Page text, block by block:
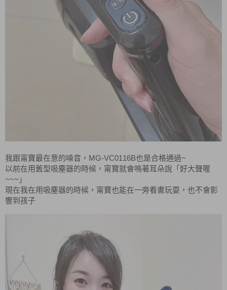
我跟甯寶最在意的噪音， MG-VC0116B也是合格通過~
以前在用舊型吸塵器的時候，甯寶就會嗚著耳朵說「好大聲喔
~~~ 」
現在我在用吸塵器的時候，甯寶也能在一旁看書玩耍，也不會影
響到孩子